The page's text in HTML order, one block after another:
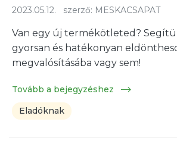
2023.05.12. szerző: MESKACSAPAT
Van egy új termékötleted?
gyorsan és hatékonyan
megvalósításába vagy sem!
Tovább a bejegyzéshez
Eladóknak